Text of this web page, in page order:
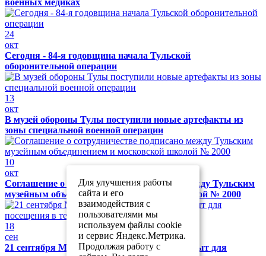
24
окт
Сегодня - 84-я годовщина начала Тульской
оборонительной операции
13
окт
В музей обороны Тулы поступили новые артефакты из
зоны специальной военной операции
10
окт
Соглашение о сотрудничестве подписано между Тульским
музейным объединением и московской школой № 2000
18
сен
21 сентября Музей обороны Тулы будет закрыт для
Для улучшения работы
сайта и его
взаимодействия с
пользователями мы
используем файлы cookie
и сервис Яндекс.Метрика.
Продолжая работу с